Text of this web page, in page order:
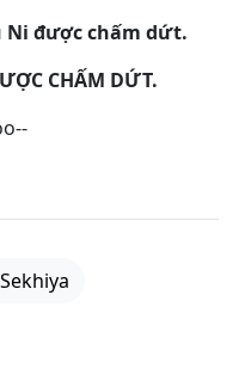
Ni được chấm dứt.
CHẤM DỨT.